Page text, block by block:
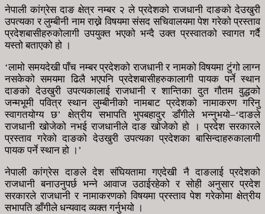
नेपाली कांग्रेस दाङ क्षेत्र नम्बर २ ले प्रदेशको राजधानी दाङको देउखुरी
उपत्यका र लुम्बीनी नाम राख्ने विषयमा संसद सचिवालयमा पेश गरेको प्रस्ताव
प्रदेशबासीहरुकोलागी उपयुक्त भएको भन्दै उक्त प्रस्वातको स्वागत गर्दै
यस्तो बताएको हो ।
‘लामो समयदेखी पाँच नम्बर प्रदेशको राजधानी र नामको विषयमा टुंगो लाग्न
नसकेको समयमा ढिलै भएपनि प्रदेशबासीहरुकालागी पायक पर्ने स्थान
दाङको देउखुरी उपत्यकालाई राजधानी र शान्तिका दुत गौतम वुद्धको
जन्मभूमी पवित्र स्थान लुम्बीनीको नामबाट प्रदेशको नामाकरण गरिनु
स्वागतयोग्य छ’ क्षेत्रीय सभापति भुपबहादुर डाँगीले भन्नुभयो–‘दाङले
राजधानी खोजेको नभई राजधानीले दाङ खोजेको हो । प्रदेश सरकारले
प्रस्ताव गरेको दाङको देउखुरी उपत्यका प्रदेशका बासिन्दाहरुकालागी
पायक पर्ने स्थान हो ।’
नेपाली कांग्रेस दाङले देश संघियतामा गएदेखी नै दाङलाई प्रदेशको
राजधानी बनाउनुपर्छ भन्ने आवाज उठाईरहेको र सोही अनुसार प्रदेश
सरकारले राजधानी र नामाकरणको विषयमा प्रस्ताव पेश गरेकोमा क्षेत्रीय
सभापति डाँगीले धन्यवाद व्यक्त गर्नुभयो ।